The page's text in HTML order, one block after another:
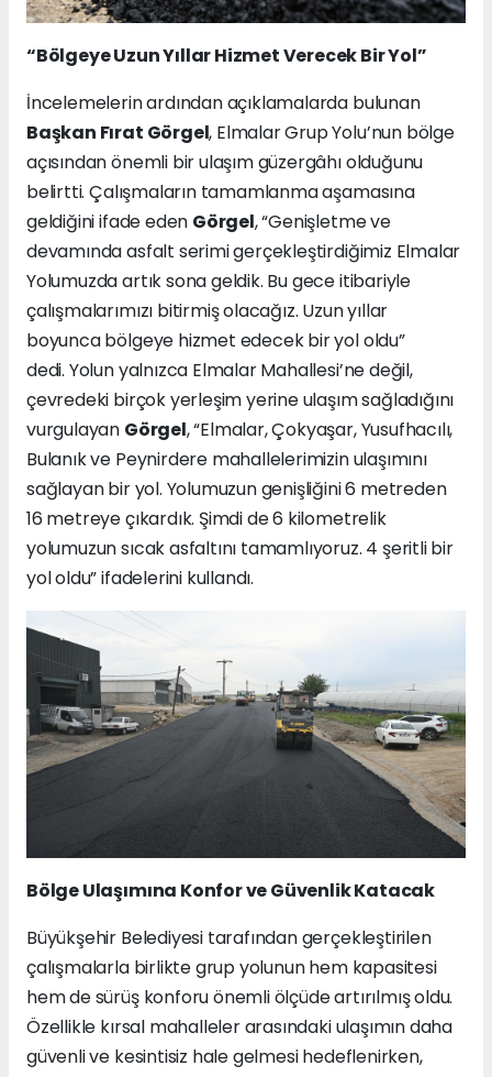
“Bölgeye Uzun Yıllar Hizmet Verecek Bir Yol”
İncelemelerin ardından açıklamalarda bulunan
Başkan Fırat Görgel, Elmalar Grup Yolu’nun bölge
açısından önemli bir ulaşım güzergâhı olduğunu
belirtti. Çalışmaların tamamlanma aşamasına
geldiğini ifade eden Görgel, “Genişletme ve
devamında asfalt serimi gerçekleştirdiğimiz Elmalar
Yolumuzda artık sona geldik. Bu gece itibariyle
çalışmalarımızı bitirmiş olacağız. Uzun yıllar
boyunca bölgeye hizmet edecek bir yol oldu”
dedi. Yolun yalnızca Elmalar Mahallesi’ne değil,
çevredeki birçok yerleşim yerine ulaşım sağladığını
vurgulayan Görgel, “Elmalar, Çokyaşar, Yusufhacılı,
Bulanık ve Peynirdere mahallelerimizin ulaşımını
sağlayan bir yol. Yolumuzun genişliğini 6 metreden
16 metreye çıkardık. Şimdi de 6 kilometrelik
yolumuzun sıcak asfaltını tamamlıyoruz. 4 şeritli bir
yol oldu” ifadelerini kullandı.
Bölge Ulaşımına Konfor ve Güvenlik Katacak
Büyükşehir Belediyesi tarafından gerçekleştirilen
çalışmalarla birlikte grup yolunun hem kapasitesi
hem de sürüş konforu önemli ölçüde artırılmış oldu.
Özellikle kırsal mahalleler arasındaki ulaşımın daha
güvenli ve kesintisiz hale gelmesi hedeflenirken,